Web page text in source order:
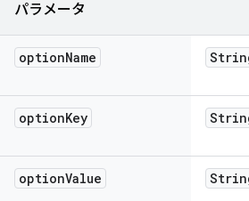
パラメータ
optionName
optionKey
optionValue